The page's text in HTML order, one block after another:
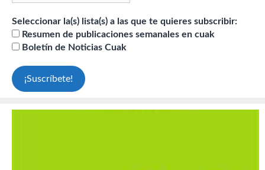
Seleccionar la(s) lista(s) a las que te quieres subscribir:
Resumen de publicaciones semanales en cuak
Boletín de Noticias Cuak